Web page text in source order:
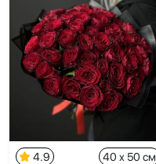
4.9 40 x 50 см